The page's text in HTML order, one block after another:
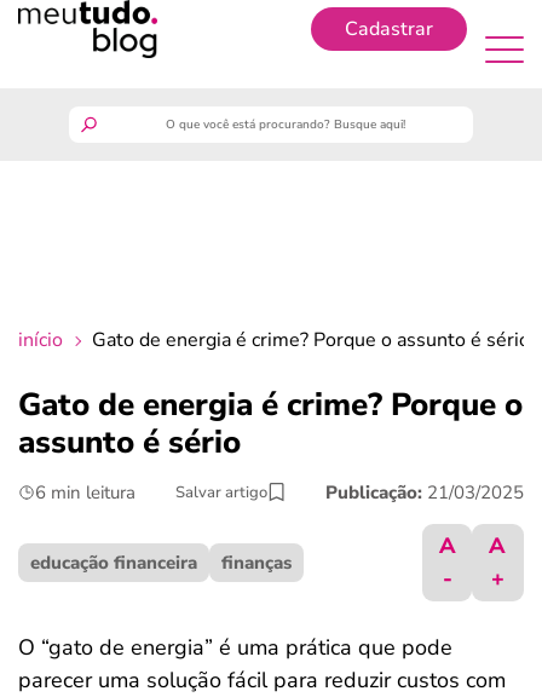
Cadastrar
crédito fácil
últimas notícias
ferramentas
início Gato de energia é crime? Porque o assunto é sério
Gato de energia é crime? Porque o
assunto é sério
6 min leitura Salvar artigo Publicação: 21/03/2025
educação financeira finanças
A
-
A
+
O “gato de energia” é uma prática que pode
parecer uma solução fácil para reduzir custos com